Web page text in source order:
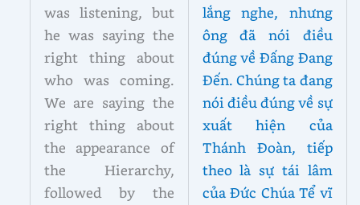
was listening, but
he was saying the
right thing about
who was coming.
We are saying the
right thing about
the appearance of
the Hierarchy,
followed by the
lắng nghe, nhưng
ông đã nói điều
đúng về Đấng Đang
Đến. Chúng ta đang
nói điều đúng về sự
xuất hiện của
Thánh Đoàn, tiếp
theo là sự tái lâm
của Đức Chúa Tể vĩ